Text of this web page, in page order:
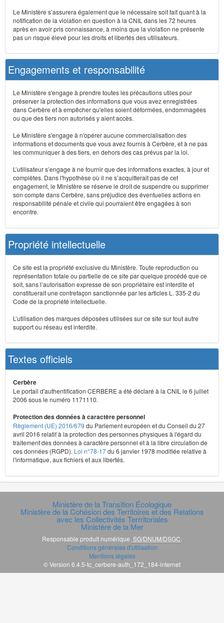
Le Ministère s’assurera également que le nécessaire soit fait quant à la
notification de la violation en question à la CNIL dans les 72 heures
après en avoir pris connaissance, à moins que la violation ne présente
pas un risque élevé pour les droits et libertés des utilisateurs.
Engagements et responsabilité
Le Ministère s'engage à prendre toutes les précautions utiles pour
préserver la protection des informations que vous avez enregistrées
dans Cerbère et à empêcher qu'elles soient déformées, endommagées
ou que des tiers non autorisés y aient accès.
Le Ministère s'engage à n'opérer aucune commercialisation des
informations et documents que vous avez fournis à Cerbère, et à ne pas
les communiquer à des tiers, en dehors des cas prévus par la loi.
L’utilisateur s’engage à ne fournir que des informations exactes, à jour et
complètes. Dans l'hypothèse où il ne s’acquitterait pas de cet
engagement, le Ministère se réserve le droit de suspendre ou supprimer
son compte dans Cerbère, sans préjudice des éventuelles actions en
responsabilité pénale et civile qui pourraient être engagées à son
encontre.
Propriété intellectuelle
Ce site est la propriété exclusive du Ministère. Toute reproduction ou
représentation totale ou partielle de ce site par quelque procédé que ce
soit, sans l’autorisation expresse de son propriétaire est interdite et
constituerait une contrefaçon sanctionnée par les articles L. 335-2 du
Code de la propriété intellectuelle.
L’utilisation des marques déposées utilisées sur ce site sur tout autre
support ou réseau est interdite.
Textes officiels
Cerbère
Le portail d'authentification CERBERE a été déclaré à la CNIL le 6 juillet
2006 sous le numéro 1171110.
Protection des données à caractère personnel
Règlement (UE) 2016/679 du Parlement européen et du Conseil du 27
avril 2016 relatif à la protection des personnes physiques à l'égard du
traitement des données à caractère personnel et à la libre circulation de
ces données (RGPD). Loi n°78-17du 6 janvier 1978 modifiée relative à
l'informatique, aux fichiers et aux libertés.
Ministère de la Transition Écologique
Ministère de la Cohésion des Territoires et des Relations
avec les Collectivités Terrritoriales
Ministère de la Mer
Responsable produit numérique SG/DNUM/DSGC
Conditions générales d'utilisation
Mentions légales
© Version 6.4.5-tc_cerbere-auth_172_184-internet